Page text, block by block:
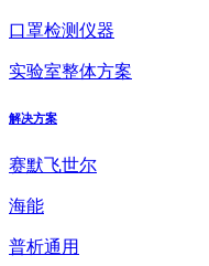
口罩检测仪器
实验室整体方案
解决方案
赛默飞世尔
海能
普析通用